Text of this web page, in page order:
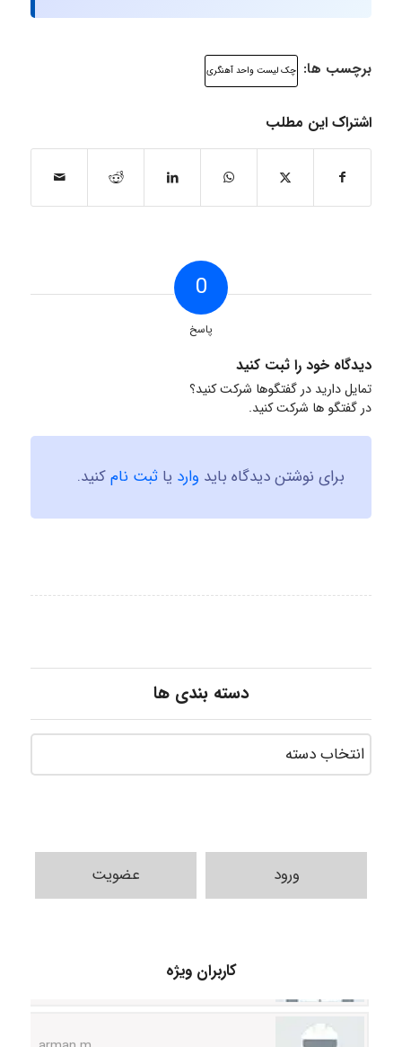
برچسب ها: چک لیست واحد آهنگری
اشتراک این مطلب
0
پاسخ
دیدگاه خود را ثبت کنید
تمایل دارید در گفتگوها شرکت کنید؟
در گفتگو ها شرکت کنید.
برای نوشتن دیدگاه باید وارد یا ثبت نامکنید.
دسته بندی ها
ورود عضویت
کاربران ویژه